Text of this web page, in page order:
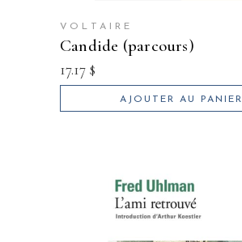
VOLTAIRE
candide (parcours)
17.17 $
AJOUTER AU PANIER